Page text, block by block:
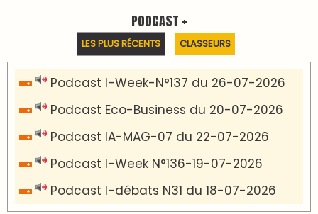
VIDÉOS & CLIP +
LES PLUS RÉCENTS CLASSEURS
دِيمَا المَغرِب Clip